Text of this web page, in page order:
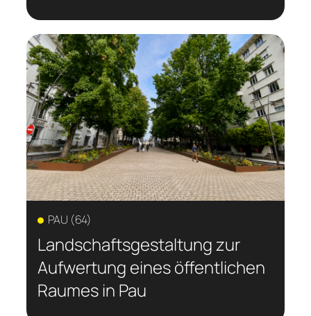
PAU (64)
Landschaftsgestaltung zur
Aufwertung eines öffentlichen
Raumes in Pau